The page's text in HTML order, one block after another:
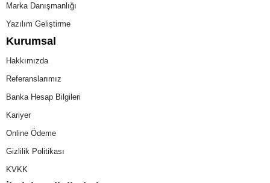
Marka Danışmanlığı
Yazılım Geliştirme
Kurumsal
Hakkımızda
Referanslarımız
Banka Hesap Bilgileri
Kariyer
Online Ödeme
Gizlilik Politikası
KVKK